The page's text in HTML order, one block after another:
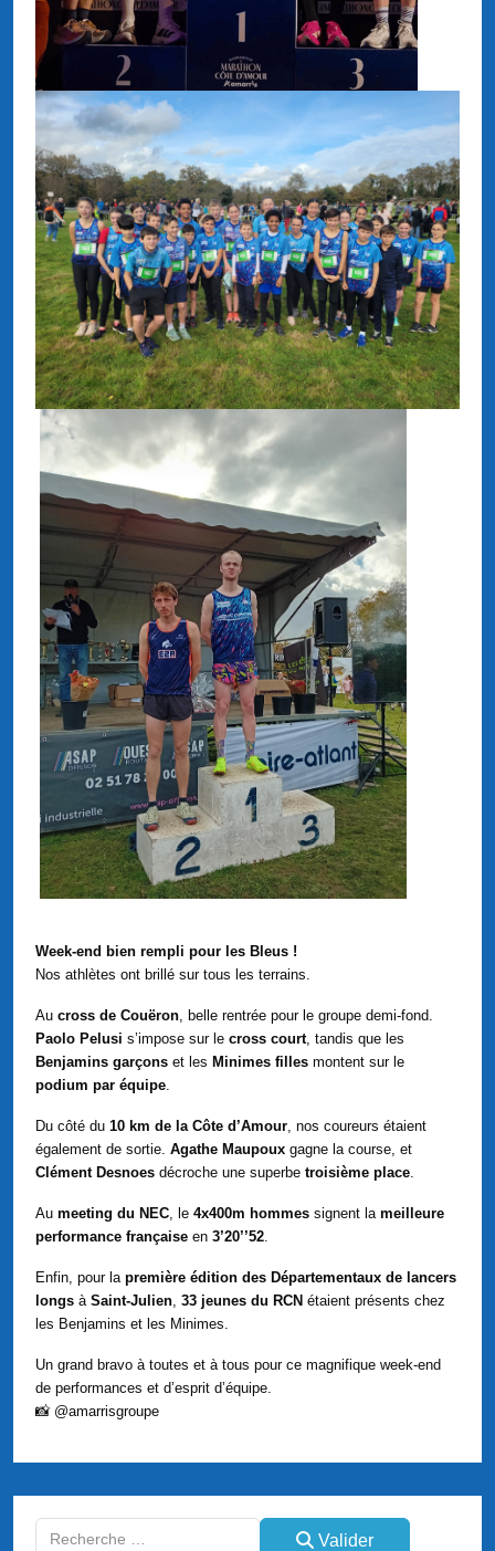
Week-end bien rempli pour les Bleus !
Nos athlètes ont brillé sur tous les terrains.
Au cross de Couëron , belle rentrée pour le groupe demi-fond.
Paolo Pelusi s’impose sur le cross court , tandis que les
Benjamins garçons et les Minimes filles montent sur le
podium par équipe
Du côté du 10 km de la Côte d’Amour , nos coureurs étaient
également de sortie. Agathe Maupoux gagne la course, et
Clément Desnoes décroche une superbe troisième place
Au meeting du NEC , le 4x400m hommes signent la meilleure
performance française en 3’20’’52
Enfin, pour la première édition des Départementaux de lancers
longs à Saint-Julien 33 jeunes du RCN étaient présents chez
les Benjamins et les Minimes.
Un grand bravo à toutes et à tous pour ce magnifique week-end
de performances et d’esprit d’équipe.
📸 @‌amarrisgroupe
Valider